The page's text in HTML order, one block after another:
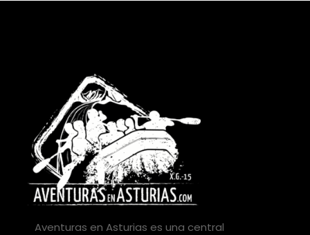
Aventuras en Asturias es una central